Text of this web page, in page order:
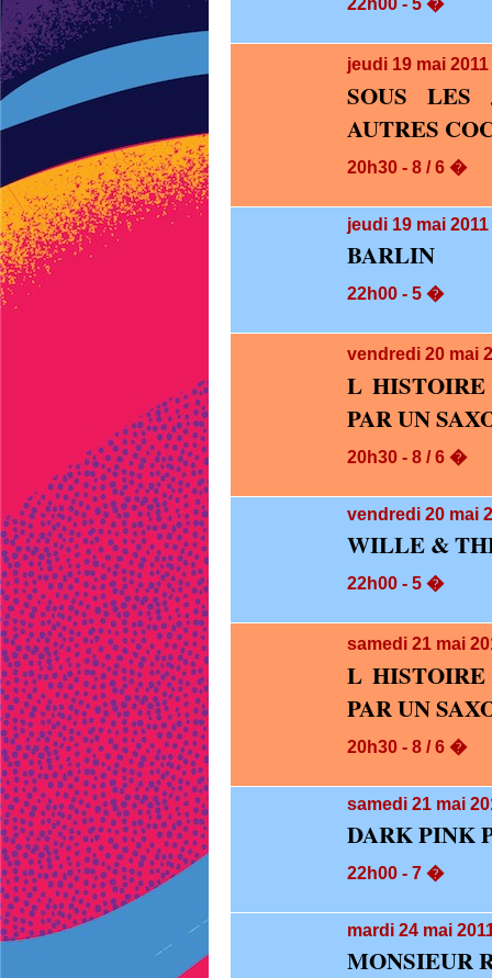
jeudi 19 mai
SOUS LES
AUTRES
20h30 - 8 / 6 �
jeudi 19 mai
BARLIN
22h00 - 5 �
vendredi 20 mai
L HISTOIRE
PAR UN
20h30 - 8 / 6 �
vendredi 20 mai
WILLE &
22h00 - 5 �
samedi 21 mai
L HISTOIRE
PAR UN
20h30 - 8 / 6 �
samedi 21 mai
DARK PINK
22h00 - 7 �
mardi 24 mai
MONSIEUR